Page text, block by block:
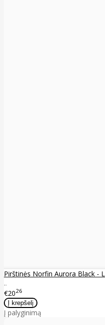
Pirštinės Norfin Aurora Black - L
..
€2026
Į palyginimą